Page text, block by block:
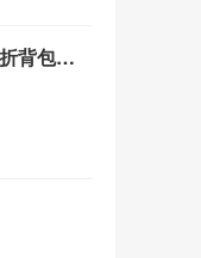
我是掌门（0.1折背包乱斗）